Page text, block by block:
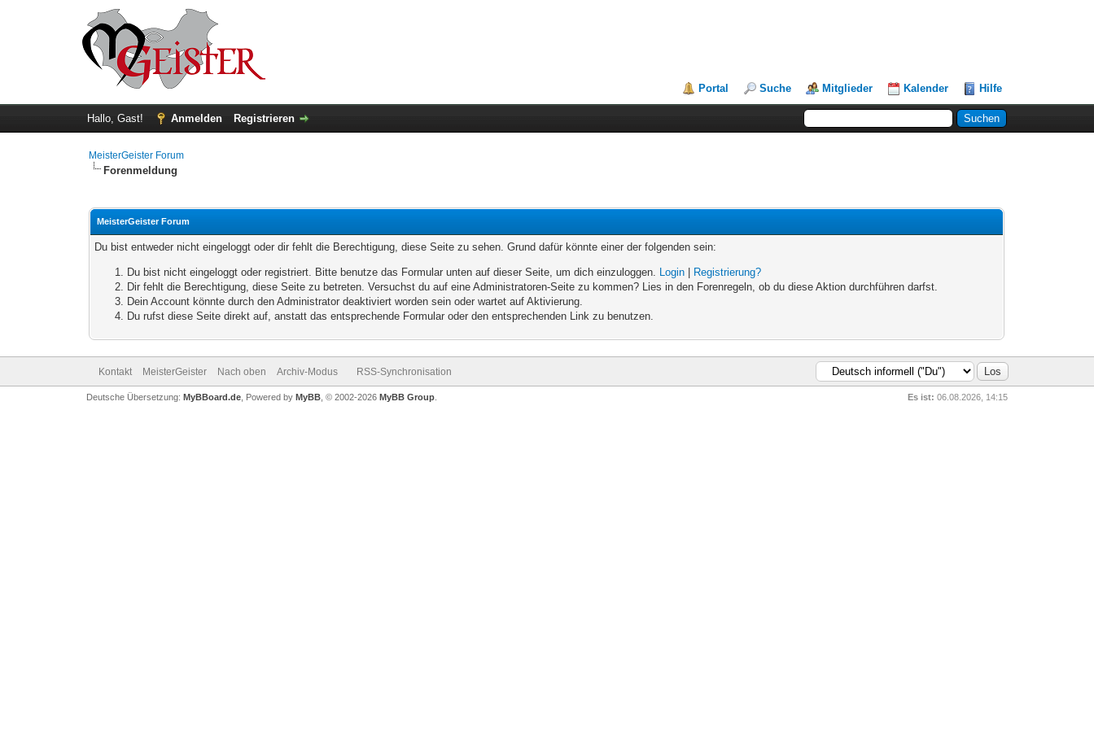
Portal Suche Mitglieder Kalender Hilfe
Hallo, Gast! Anmelden Registrieren
MeisterGeister Forum
Forenmeldung
MeisterGeister Forum
Du bist entweder nicht eingeloggt oder dir fehlt die Berechtigung, diese Seite zu sehen. Grund dafür könnte einer der folgenden sein:
Du bist nicht eingeloggt oder registriert. Bitte benutze das Formular unten auf dieser Seite, um dich einzuloggen. Login
Registrierung?
Dir fehlt die Berechtigung, diese Seite zu betreten. Versuchst du auf eine Administratoren-Seite zu kommen? Lies in den Forenregeln, ob du diese Aktion durchführen darfst.
Dein Account könnte durch den Administrator deaktiviert worden sein oder wartet auf Aktivierung.
Du rufst diese Seite direkt auf, anstatt das entsprechende Formular oder den entsprechenden Link zu benutzen.
Kontakt MeisterGeister Nach oben Archiv-Modus RSS-Synchronisation
Es ist: 06.08.2026, 14:15
Deutsche Übersetzung: MyBBoard.de, Powered by MyBB, © 2002-2026 MyBB Group.